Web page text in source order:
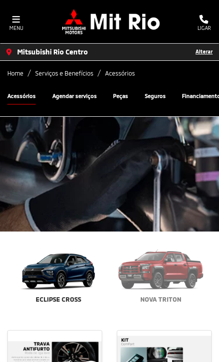
MENU LIGAR
Mitsubishi Rio Centro Alterar
Home Serviços e Benefícios Acessórios
Agendar serviços Peças
Acessórios Seguros
ECLIPSE CROSS NOVA TRITON